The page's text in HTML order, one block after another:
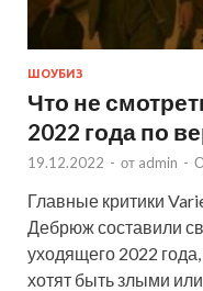
ШОУБИЗ
Что не
2022 года по
19.12.2022 - от admin -
Главные критики
Дебрюж составили
уходящего 2022
хотят быть злыми